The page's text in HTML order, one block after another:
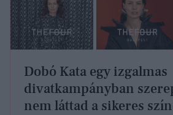
Dobó Kata egy izgalmas
divatkampányban
nem láttad a sikeres